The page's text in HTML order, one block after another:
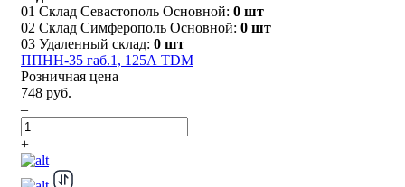
01 Склад Севастополь Основной: 0 шт
02 Склад Симферополь Основной: 0 шт
03 Удаленный склад: 0 шт
ППНН-35 габ.1, 125А TDM
Розничная цена
748 руб.
–
+